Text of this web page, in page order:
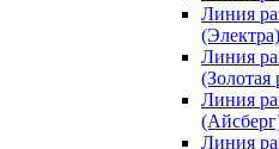
Линия
(Электра)
Линия
(Золотая
Линия
Линия